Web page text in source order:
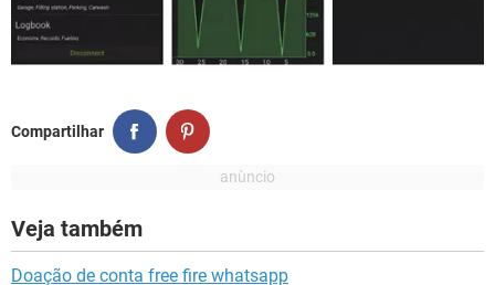
Compartilhar
Veja também
Doação de conta free fire whatsapp